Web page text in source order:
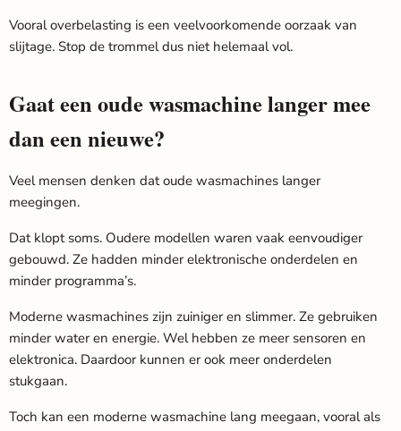
Vooral overbelasting is een veelvoorkomende oorzaak van
slijtage. Stop de trommel dus niet helemaal vol.
Gaat een oude wasmachine langer mee
dan een nieuwe?
Veel mensen denken dat oude wasmachines langer
meegingen.
Dat klopt soms. Oudere modellen waren vaak eenvoudiger
gebouwd. Ze hadden minder elektronische onderdelen en
minder programma’s.
Moderne wasmachines zijn zuiniger en slimmer. Ze gebruiken
minder water en energie. Wel hebben ze meer sensoren en
elektronica. Daardoor kunnen er ook meer onderdelen
stukgaan.
Toch kan een moderne wasmachine lang meegaan, vooral als